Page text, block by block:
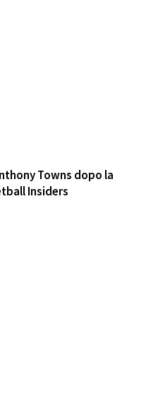
Towns dopo la
Insiders